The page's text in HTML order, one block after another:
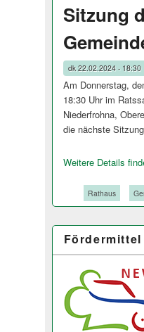
Sitzung
dk22.02.2024 - 18:30
Am Donnerstag,
18:30 Uhr im
Niederfrohna,
die nächste
Weitere Details
Rathaus
Fördermittel